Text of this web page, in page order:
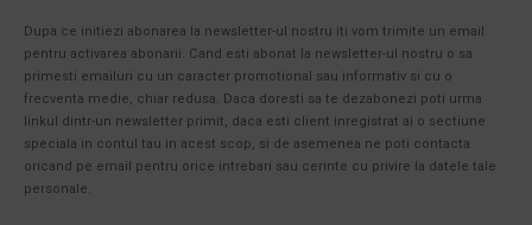
Dupa ce initiezi abonarea la newsletter-ul nostru iti vom trimite un email
pentru activarea abonarii. Cand esti abonat la newsletter-ul nostru o sa
primesti emailuri cu un caracter promotional sau informativ si cu o
frecventa medie, chiar redusa. Daca doresti sa te dezabonezi poti urma
linkul dintr-un newsletter primit, daca esti client inregistrat ai o sectiune
speciala in contul tau in acest scop, si de asemenea ne poti contacta
oricand pe email pentru orice intrebari sau cerinte cu privire la datele tale
personale.